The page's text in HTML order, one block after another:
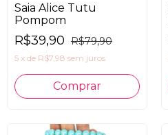
Saia Alice Tutu
Pompom
R$39,90 R$79,90
5 x de R$7,98 sem juros
Comprar